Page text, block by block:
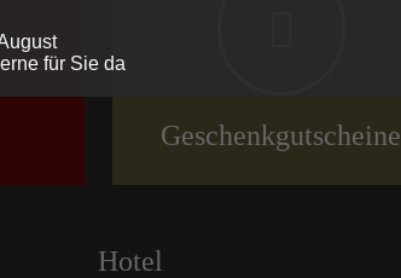
Geschenkgutscheine
Hotel
für Sie da